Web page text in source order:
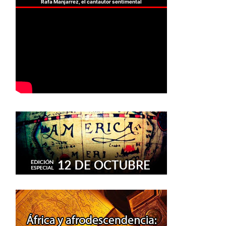
Rafa Manjarrez, el cantautor sentimental